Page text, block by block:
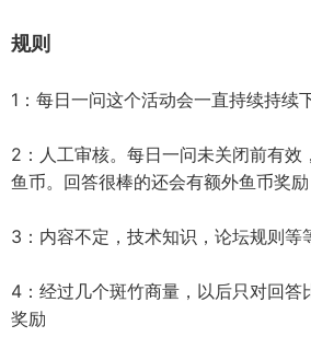
规则
1：每日一问这个活动会一直持续持续
2：人工审核。每日一问未关闭前有效
鱼币。回答很棒的还会有额外鱼币奖励
3：内容不定，技术知识，论坛规则等
4：经过几个斑竹商量，以后只对回答
奖励